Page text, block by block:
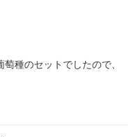
種のセットでしたので、